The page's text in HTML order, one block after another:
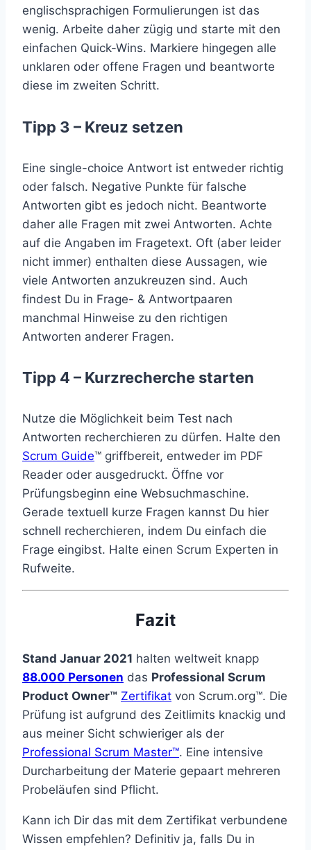
englischsprachigen Formulierungen ist das
wenig. Arbeite daher zügig und starte mit den
einfachen Quick-Wins. Markiere hingegen alle
unklaren oder offene Fragen und beantworte
diese im zweiten Schritt.
Tipp 3 – Kreuz setzen
Eine single-choice Antwort ist entweder richtig
oder falsch. Negative Punkte für falsche
Antworten gibt es jedoch nicht. Beantworte
daher alle Fragen mit zwei Antworten. Achte
auf die Angaben im Fragetext. Oft (aber leider
nicht immer) enthalten diese Aussagen, wie
viele Antworten anzukreuzen sind. Auch
findest Du in Frage- & Antwortpaaren
manchmal Hinweise zu den richtigen
Antworten anderer Fragen.
Tipp 4 – Kurzrecherche starten
Nutze die Möglichkeit beim Test nach
Antworten recherchieren zu dürfen. Halte den
Scrum Guide™ griffbereit, entweder im PDF
Reader oder ausgedruckt. Öffne vor
Prüfungsbeginn eine Websuchmaschine.
Gerade textuell kurze Fragen kannst Du hier
schnell recherchieren, indem Du einfach die
Frage eingibst. Halte einen Scrum Experten in
Rufweite.
Fazit
Stand Januar 2021 halten weltweit knapp
88.000 Personen das Professional Scrum
Product Owner™ Zertifikat von Scrum.org™. Die
Prüfung ist aufgrund des Zeitlimits knackig und
aus meiner Sicht schwieriger als der
Professional Scrum Master™. Eine intensive
Durcharbeitung der Materie gepaart mehreren
Probeläufen sind Pflicht.
Kann ich Dir das mit dem Zertifikat verbundene
Wissen empfehlen? Definitiv ja, falls Du in